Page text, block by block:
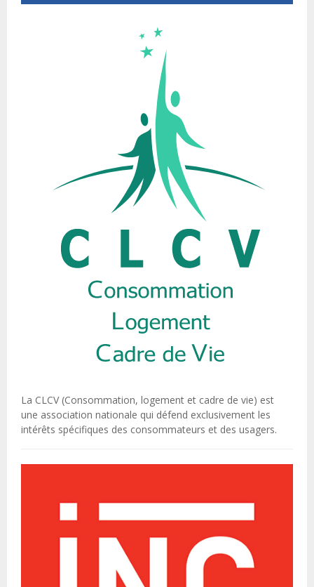
La CLCV (Consommation, logement et cadre de vie) est
une association nationale qui défend exclusivement les
intérêts spécifiques des consommateurs et des usagers.